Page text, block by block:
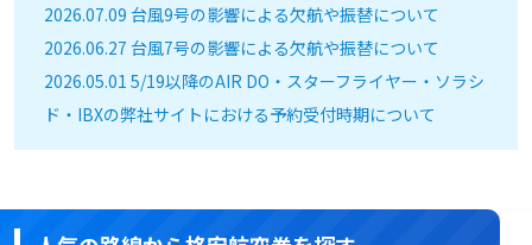
2026.07.09 台風9号の影響による欠航や振替について
2026.06.27 台風7号の影響による欠航や振替について
2026.05.01 5/19以降のAIR DO・スターフライヤー・ソラシ
ド・IBXの弊社サイトにおける予約受付時期について